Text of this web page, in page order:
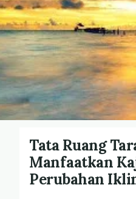
Tata Ruang
Manfaatkan
Perubahan